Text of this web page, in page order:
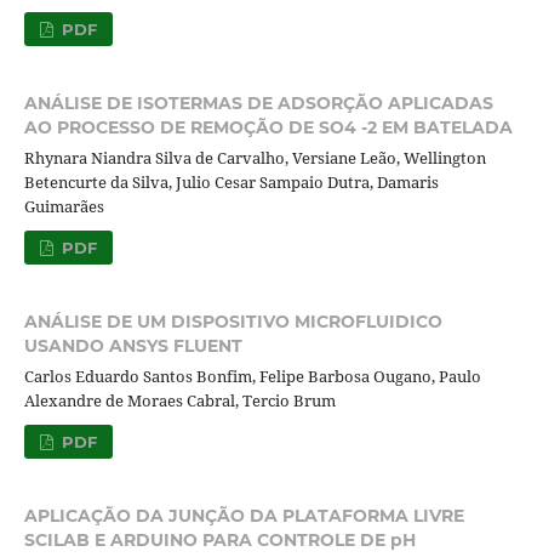
PDF
ANÁLISE DE ISOTERMAS DE ADSORÇÃO APLICADAS
AO PROCESSO DE REMOÇÃO DE SO4 -2 EM BATELADA
Rhynara Niandra Silva de Carvalho, Versiane Leão, Wellington
Betencurte da Silva, Julio Cesar Sampaio Dutra, Damaris
Guimarães
PDF
ANÁLISE DE UM DISPOSITIVO MICROFLUIDICO
USANDO ANSYS FLUENT
Carlos Eduardo Santos Bonfim, Felipe Barbosa Ougano, Paulo
Alexandre de Moraes Cabral, Tercio Brum
PDF
APLICAÇÃO DA JUNÇÃO DA PLATAFORMA LIVRE
SCILAB E ARDUINO PARA CONTROLE DE pH